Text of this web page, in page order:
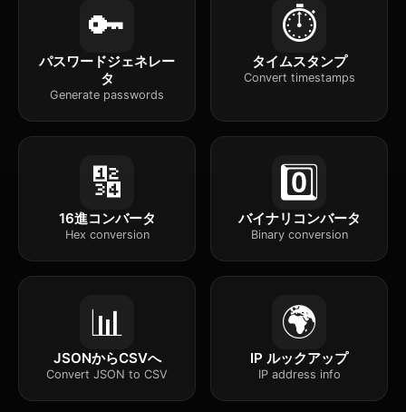
🔑
パスワードジェネレー
タ
Generate passwords
⏱️
タイムスタンプ
Convert timestamps
🔢
16進コンバータ
Hex conversion
0️⃣
バイナリコンバータ
Binary conversion
📊
JSONからCSVへ
Convert JSON to CSV
🌍
IP ルックアップ
IP address info